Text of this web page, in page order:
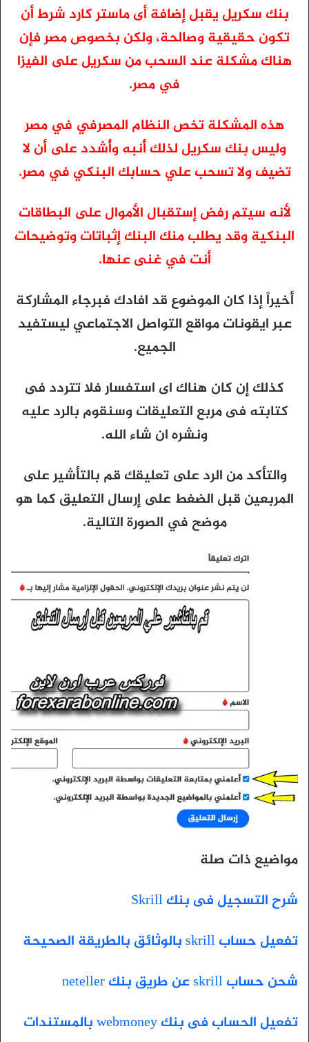
بنك سكريل يقبل إضافة أى ماستر كارد شرط أن
تكون حقيقية وصالحة، ولكن بخصوص مصر فإن
هناك مشكلة عند السحب من سكريل على الفيزا
في مصر.
هذه المشكلة تخص النظام المصرفي في مصر
وليس بنك سكريل لذلك أُنبه وأُشدد على أن لا
تضيف ولا تسحب علي حسابك البنكي في مصر.
لأنه سيتم رفض إستقبال الأموال على البطاقات
البنكية وقد يطلب منك البنك إثباتات وتوضيحات
أنت في غنى عنها.
أخيراً إذا كان الموضوع قد افادك فبرجاء المشاركة
عبر ايقونات مواقع التواصل الاجتماعي ليستفيد
الجميع.
كذلك إن كان هناك اى استفسار فلا تتردد فى
كتابته فى مربع التعليقات وسنقوم بالرد عليه
ونشره ان شاء الله.
والتأكد من الرد على تعليقك قم بالتأشير على
المربعين قبل الضغط على إرسال التعليق كما هو
موضح في الصورة التالية.
مواضيع ذات صلة
شرح التسجيل فى بنك Skrill
تفعيل حساب skrill بالوثائق بالطريقة الصحيحة
شحن حساب skrill عن طريق بنك neteller
تفعيل الحساب فى بنك webmoney بالمستندات